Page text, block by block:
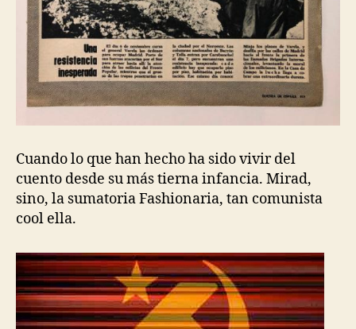
Cuando lo que han hecho ha sido vivir del
cuento desde su más tierna infancia. Mirad,
sino, la sumatoria Fashionaria, tan comunista
cool ella.